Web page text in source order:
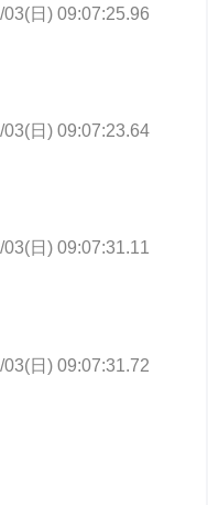
03(日) 09:07:25.96
03(日) 09:07:23.64
03(日) 09:07:31.11
03(日) 09:07:31.72